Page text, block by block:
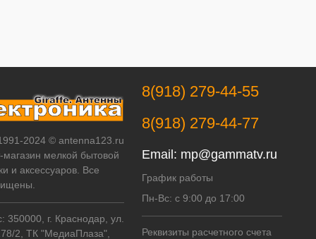
2024 © antenna123.ru
магазин мелкой бытовой
и аксессуаров. Все
350000, г. Краснодар, ул.
2, ТК "МедиаПлаза",
8(918) 279-44-55
8(918) 279-44-77
Email: mp@gammatv.ru
График работы
Пн-Вс: с 9:00 до 17:00
Реквизиты расчетного счета